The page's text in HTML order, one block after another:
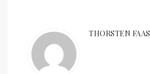
THORSTEN FAAS